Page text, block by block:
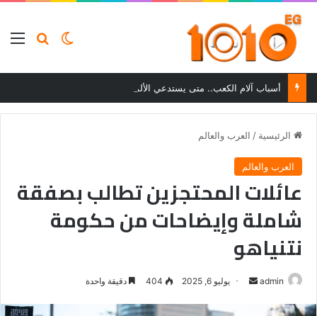
بحثالوضع
أسباب آلام الكعب.. متى يستدعي الألم زيارة الطبيب؟
الرئيسية / العرب والعالم
العرب والعالم
عائلات المحتجزين تطالب بصفقة
شاملة وإيضاحات من حكومة
نتنياهو
admin
أرسل يوليو 6, 2025 404 دقيقة واحدة